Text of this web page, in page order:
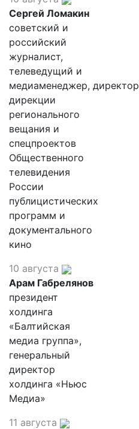
Сергей Ломакин
советский и
российский
журналист,
телеведущий и
медиаменеджер, директор
дирекции
регионального
вещания и
спецпроектов
Общественного
телевидения
России
публицистических
программ и
документального
кино
10 августа
Арам Габрелянов
президент
холдинга
«Балтийская
медиа группа»,
генеральный
директор
холдинга «Ньюс
Медиа»
11 августа